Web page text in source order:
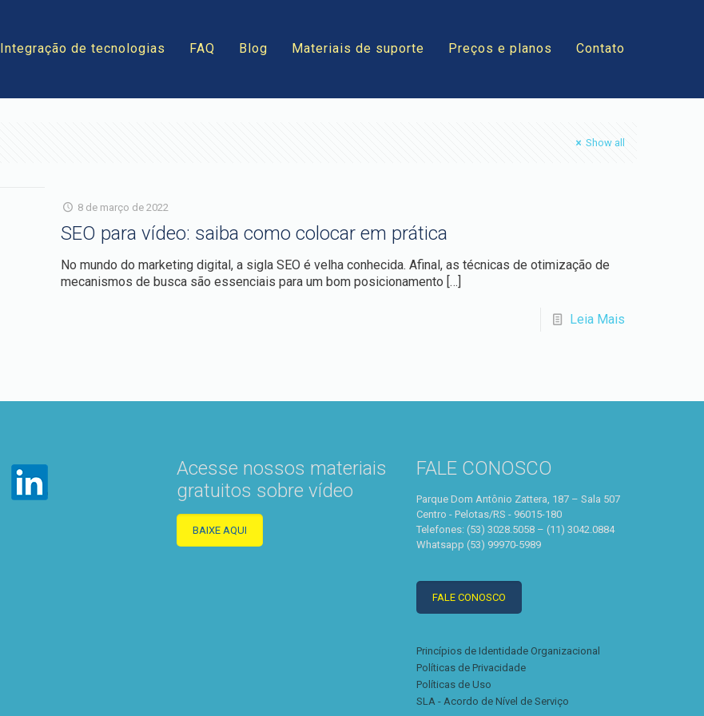
Integração de tecnologias FAQ Blog Materiais de suporte Preços e planos Contato
Show all
8 de março de 2022
SEO para vídeo: saiba como colocar em prática
No mundo do marketing digital, a sigla SEO é velha conhecida. Afinal, as técnicas de otimização de
mecanismos de busca são essenciais para um bom posicionamento […]
Leia Mais
Acesse nossos materiais
gratuitos sobre vídeo
BAIXE AQUI
FALE CONOSCO
Parque Dom Antônio Zattera, 187 – Sala 507
Centro - Pelotas/RS - 96015-180
Telefones: (53) 3028.5058 – (11) 3042.0884
Whatsapp (53) 99970-5989
FALE CONOSCO
Princípios de Identidade Organizacional
Políticas de Privacidade
Políticas de Uso
SLA - Acordo de Nível de Serviço